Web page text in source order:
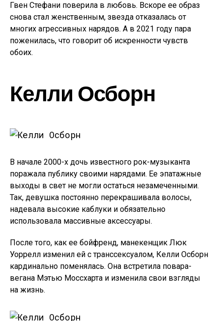
Гвен Стефани поверила в любовь. Вскоре ее образ
снова стал женственным, звезда отказалась от
многих агрессивных нарядов. А в 2021 году пара
поженилась, что говорит об искренности чувств
обоих.
Келли Осборн
В начале 2000-х дочь известного рок-музыканта
поражала публику своими нарядами. Ее эпатажные
выходы в свет не могли остаться незамеченными.
Так, девушка постоянно перекрашивала волосы,
надевала высокие каблуки и обязательно
использовала массивные аксессуары.
После того, как ее бойфренд, манекенщик Люк
Уоррелл изменил ей с транссексуалом, Келли Осборн
кардинально поменялась. Она встретила повара-
вегана Мэтью Моссхарта и изменила свои взгляды
на жизнь.